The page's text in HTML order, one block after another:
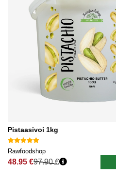
Pistaasivoi 1kg
Rawfoodshop
48.95 €
Normaali hinta
97.90 €